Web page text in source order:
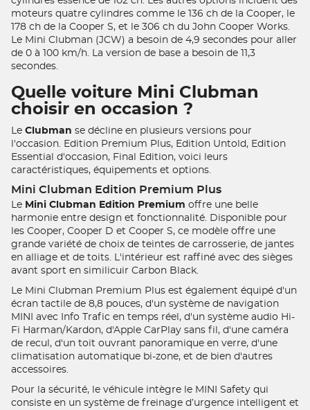
moteurs quatre cylindres comme le 136 ch de la Cooper, le
178 ch de la Cooper S, et le 306 ch du John Cooper Works.
Le Mini Clubman (JCW) a besoin de 4,9 secondes pour aller
de 0 à 100 km/h. La version de base a besoin de 11,3
secondes.
Quelle voiture Mini Clubman
choisir en occasion ?
Le Clubman se décline en plusieurs versions pour
l'occasion. Edition Premium Plus, Edition Untold, Edition
Essential d'occasion, Final Edition, voici leurs
caractéristiques, équipements et options.
Mini Clubman Edition Premium Plus
Le Mini Clubman Edition Premium offre une belle
harmonie entre design et fonctionnalité. Disponible pour
les Cooper, Cooper D et Cooper S, ce modèle offre une
grande variété de choix de teintes de carrosserie, de jantes
en alliage et de toits. L'intérieur est raffiné avec des sièges
avant sport en similicuir Carbon Black.
Le Mini Clubman Premium Plus est également équipé d'un
écran tactile de 8,8 pouces, d'un système de navigation
MINI avec Info Trafic en temps réel, d'un système audio Hi-
Fi Harman/Kardon, d'Apple CarPlay sans fil, d'une caméra
de recul, d'un toit ouvrant panoramique en verre, d'une
climatisation automatique bi-zone, et de bien d'autres
accessoires.
Pour la sécurité, le véhicule intègre le MINI Safety qui
consiste en un système de freinage d’urgence intelligent et